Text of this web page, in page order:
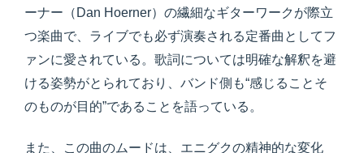
ーナー（Dan Hoerner）の繊細なギターワークが際立
つ楽曲で、ライブでも必ず演奏される定番曲としてフ
ァンに愛されている。歌詞については明確な解釈を避
ける姿勢がとられており、バンド側も“感じることそ
のものが目的”であることを語っている。
また、この曲のムードは、エニグクの精神的な変化